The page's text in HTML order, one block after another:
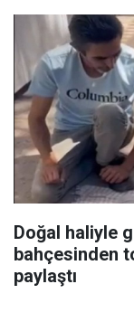
Doğal haliyle
bahçesinden
paylaştı